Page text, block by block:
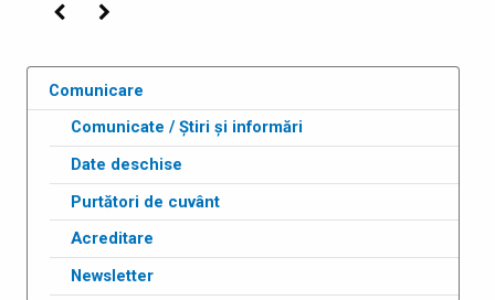
Precedenta
Comunicare
Comunicate / Știri și informări
Date deschise
Purtători de cuvânt
Acreditare
Newsletter